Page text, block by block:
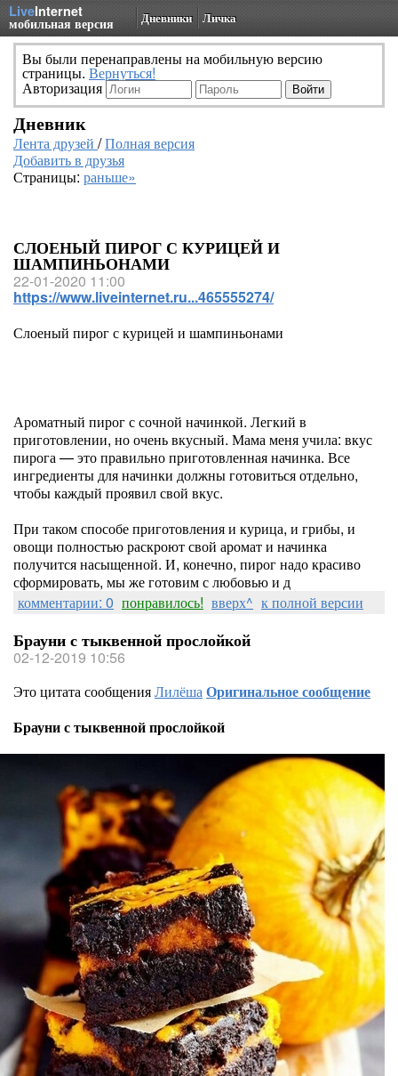
LiveInternet
мобильная версия Дневники Личка
Вы были перенаправлены на мобильную версию
страницы. Вернуться!
Авторизация
Дневник
Лента друзей /Полная версия
Добавить в друзья
Страницы: раньше»
СЛОЕНЫЙ ПИРОГ С КУРИЦЕЙ И
ШАМПИНЬОНАМИ
22-01-2020 11:00
https://www.liveinternet.ru...465555274/
Слоеный пирог с курицей и шампиньонами
Ароматный пирог с сочной начинкой. Легкий в
приготовлении, но очень вкусный. Мама меня учила: вкус
пирога — это правильно приготовленная начинка. Все
ингредиенты для начинки должны готовиться отдельно,
чтобы каждый проявил свой вкус.
При таком способе приготовления и курица, и грибы, и
овощи полностью раскроют свой аромат и начинка
получится насыщенной. И, конечно, пирог надо красиво
сформировать, мы же готовим с любовью и д
комментарии: 0 понравилось! вверх^ к полной версии
Брауни с тыквенной прослойкой
02-12-2019 10:56
Это цитата сообщенияЛилёшаОригинальное сообщение
Брауни с тыквенной прослойкой